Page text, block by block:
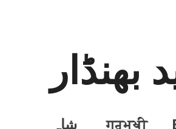
بھنڈار
ਗੁਰਮੁਖੀ
شاہ